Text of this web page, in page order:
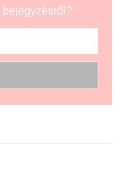
bejegyzésről?